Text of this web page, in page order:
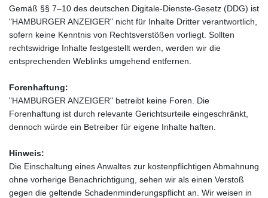
Gemäß §§ 7–10 des deutschen Digitale-Dienste-Gesetz (DDG) ist
"HAMBURGER ANZEIGER" nicht für Inhalte Dritter verantwortlich,
sofern keine Kenntnis von Rechtsverstößen vorliegt. Sollten
rechtswidrige Inhalte festgestellt werden, werden wir die
entsprechenden Weblinks umgehend entfernen.
Forenhaftung:
"HAMBURGER ANZEIGER" betreibt keine Foren. Die
Forenhaftung ist durch relevante Gerichtsurteile eingeschränkt,
dennoch würde ein Betreiber für eigene Inhalte haften.
Hinweis:
Die Einschaltung eines Anwaltes zur kostenpflichtigen Abmahnung
ohne vorherige Benachrichtigung, sehen wir als einen Verstoß
gegen die geltende Schadenminderungspflicht an. Wir weisen in